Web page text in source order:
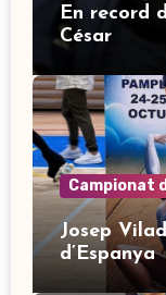
En record
César
Campionat
Josep
d’Espanya